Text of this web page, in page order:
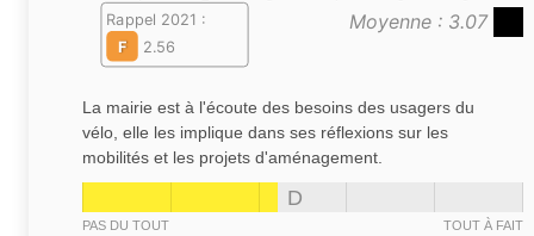
Moyenne : 3.07
Rappel 2021 :
F
2.56
La mairie est à l'écoute des besoins des usagers du
vélo, elle les implique dans ses réflexions sur les
mobilités et les projets d'aménagement.
D
PAS DU TOUT TOUT À FAIT